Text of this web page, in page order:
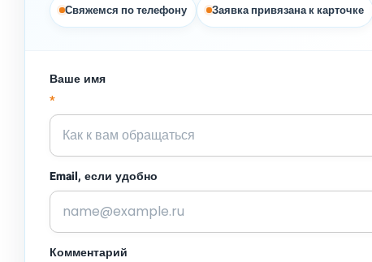
Свяжемся по телефону Заявка привязана к карточке
Ваше имя
*
Email, если удобно
Комментарий